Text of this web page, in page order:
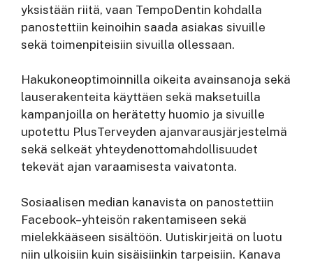
yksistään riitä, vaan TempoDentin kohdalla
panostettiin keinoihin saada asiakas sivuille
sekä toimenpiteisiin sivuilla ollessaan.
Hakukoneoptimoinnilla oikeita avainsanoja sekä
lauserakenteita käyttäen sekä maksetuilla
kampanjoilla on herätetty huomio ja sivuille
upotettu PlusTerveyden ajanvarausjärjestelmä
sekä selkeät yhteydenottomahdollisuudet
tekevät ajan varaamisesta vaivatonta.
Sosiaalisen median kanavista on panostettiin
Facebook–yhteisön rakentamiseen sekä
mielekkääseen sisältöön. Uutiskirjeitä on luotu
niin ulkoisiin kuin sisäisiinkin tarpeisiin. Kanava